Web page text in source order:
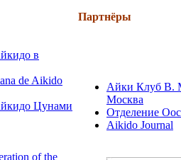
Партнёры
в
de Aikido
Цунами
Айки Клуб В.
Москва
Отделение
Aikido Journal